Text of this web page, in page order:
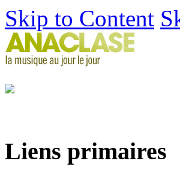
Skip to Content
Liens primaires